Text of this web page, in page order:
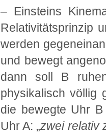
– Einsteins
Relativitätsprinzip
werden
und bewegt
dann soll B
physikalisch völlig
die bewegte Uhr
Uhr A: „zwei relativ